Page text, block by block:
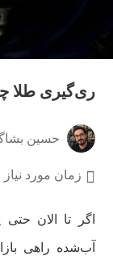
ری‌گیری طلا
حسین
زمان مورد نیاز
اگر تا الان
آب‌شده راهی